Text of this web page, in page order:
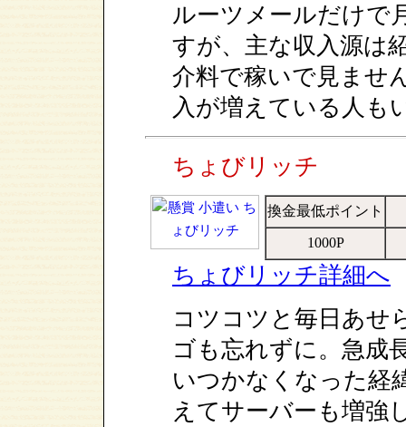
ルーツメールだけで
すが、主な収入源は
介料で稼いで見ませ
入が増えている人も
ちょびリッチ
換金最低ポイント
1000P
ちょびリッチ詳細へ
コツコツと毎日あせ
ゴも忘れずに。急成
いつかなくなった経
えてサーバーも増強